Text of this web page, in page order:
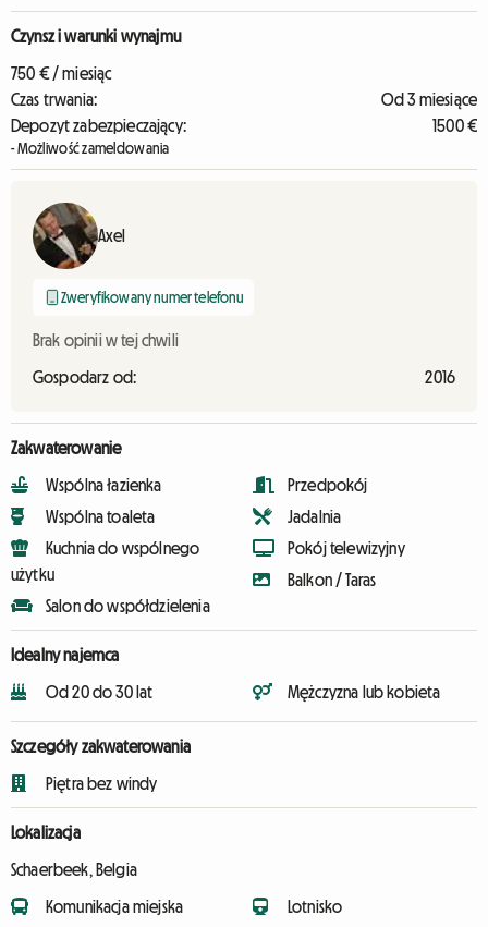
Czynsz i warunki wynajmu
750 € / miesiąc
Czas trwania:
Od 3 miesiące
Depozyt zabezpieczający:
1500 €
- Możliwość zameldowania
Axel
Zweryfikowany numer telefonu
Brak opinii w tej chwili
Gospodarz od: 2016
Zakwaterowanie
Wspólna łazienka
Wspólna toaleta
Kuchnia do wspólnego
użytku
Salon do współdzielenia
Przedpokój
Jadalnia
Pokój telewizyjny
Balkon / Taras
Idealny najemca
Od 20 do 30 lat Mężczyzna lub kobieta
Szczegóły zakwaterowania
Piętra bez windy
Lokalizacja
Schaerbeek, Belgia
Komunikacja miejska
Lotnisko